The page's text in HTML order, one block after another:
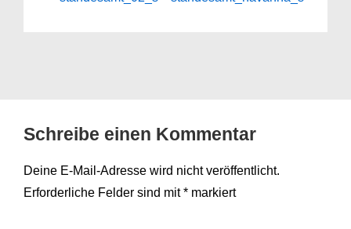
Schreibe einen Kommentar
Deine E-Mail-Adresse wird nicht veröffentlicht.
Erforderliche Felder sind mit* markiert